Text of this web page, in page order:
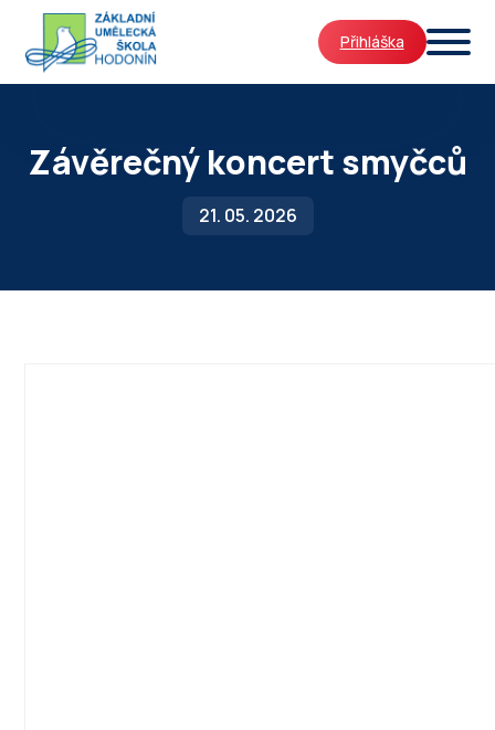
Přihláška
Závěrečný koncert smyčců
21. 05. 2026